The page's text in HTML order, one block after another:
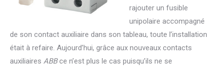
rajouter un fusible
unipolaire accompagné
de son contact auxiliaire dans son tableau, toute l’installation
était à refaire. Aujourd’hui, grâce aux nouveaux contacts
auxiliaires ABBce n’est plus le cas puisqu’ils ne se